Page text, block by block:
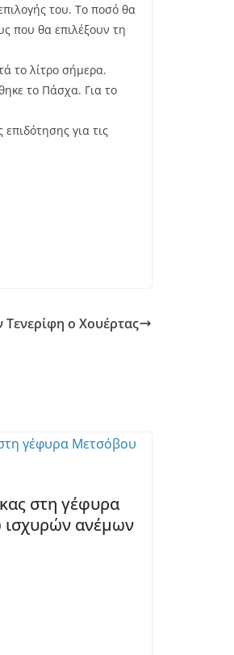
του. Το ποσό θα
που θα επιλέξουν τη
το λίτρο σήμερα.
το Πάσχα. Για το
για τις
Τενερίφη ο Χουέρτας
στη γέφυρα
ανέμων